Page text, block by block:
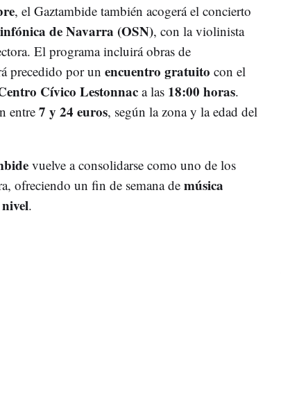
, el Gaztambide también acogerá el concierto
de Navarra (OSN), con la violinista
El programa incluirá obras de
precedido por un encuentro gratuito con el
Cívico Lestonnaca las 18:00 horas.
entre 7 y 24 euros, según la zona y la edad del
vuelve a consolidarse como uno de los
ofreciendo un fin de semana de música
.